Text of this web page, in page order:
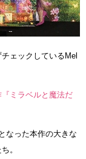
ェックしているMel
ミラベルと魔法だ
なった本作の大きな
。